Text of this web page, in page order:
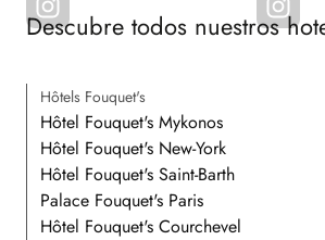
Descubre todos nuestros
Hôtels Fouquet's
Hôtel Fouquet's Mykonos
Hôtel Fouquet's New-York
Hôtel Fouquet's Saint-Barth
Palace Fouquet's Paris
Hôtel Fouquet's Courchevel